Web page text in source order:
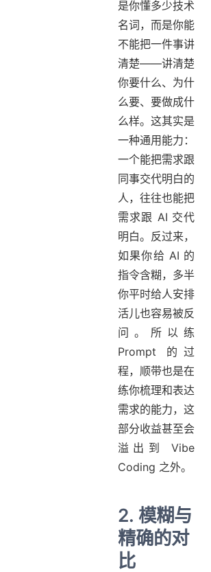
是你懂多少技术
名词，而是你能
不能把一件事讲
清楚——讲清楚
你要什么、为什
么要、要做成什
么样。这其实是
一种通用能力：
一个能把需求跟
同事交代明白的
人，往往也能把
需求跟 AI 交代
明白。反过来，
如果你给 AI 的
指令含糊，多半
你平时给人安排
活儿也容易被反
问。所以练
Prompt 的过
程，顺带也是在
练你梳理和表达
需求的能力，这
部分收益甚至会
溢出到 Vibe
Coding 之外。
2. 模糊与
精确的对
比